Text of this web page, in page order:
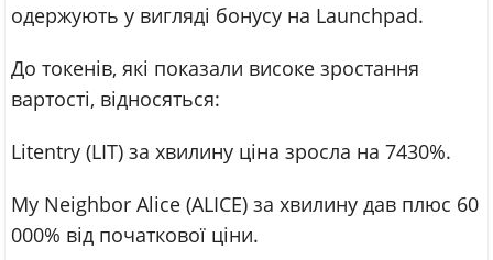
одержують у вигляді бонусу на Launchpad.
До токенів, які показали високе зростання
вартості, відносяться:
Litentry (LIT) за хвилину ціна зросла на 7430%.
My Neighbor Alice (ALICE) за хвилину дав плюс 60
000% від початкової ціни.